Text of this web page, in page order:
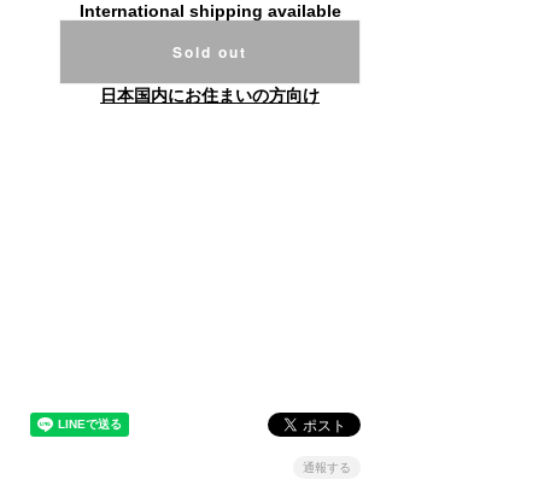
International shipping available
Sold out
日本国内にお住まいの方向け
通報する